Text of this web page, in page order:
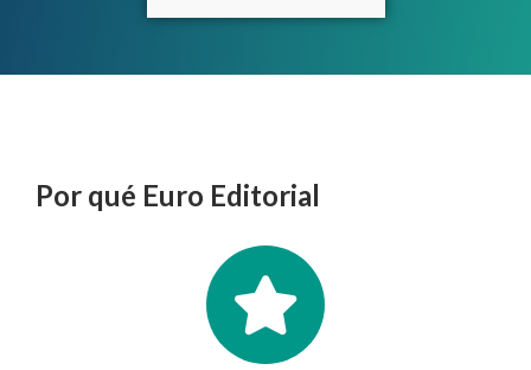
Por qué Euro Editorial